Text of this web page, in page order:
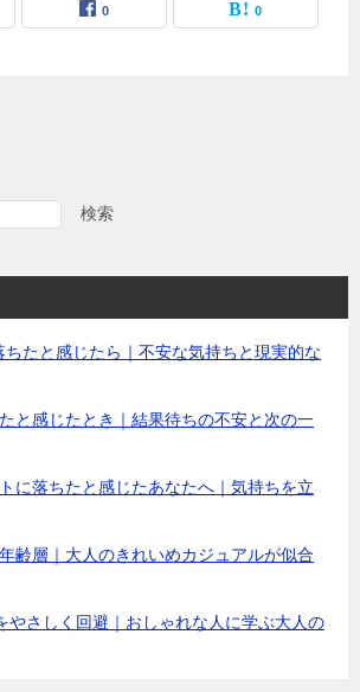
0 0
検索
たと感じたら｜不安な気持ちと現実的な
と感じたとき｜結果待ちの不安と次の一
に落ちたと感じたあなたへ｜気持ちを立
齢層｜大人のきれいめカジュアルが似合
やさしく回避｜おしゃれな人に学ぶ大人の